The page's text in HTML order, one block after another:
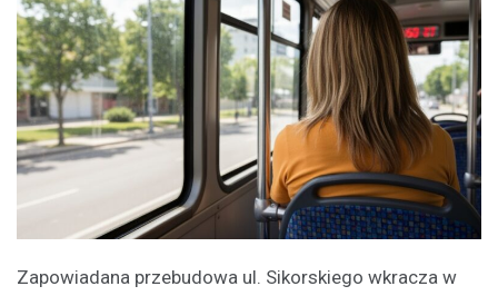
Zapowiadana przebudowa ul. Sikorskiego wkracza w